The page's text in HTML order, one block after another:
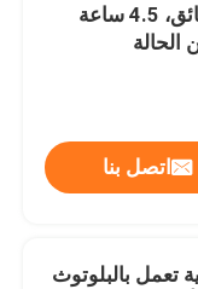
الأذن، 12mm السائق، 4.5 ساعة
اتصل بنا
تعمل بالبلوتوث